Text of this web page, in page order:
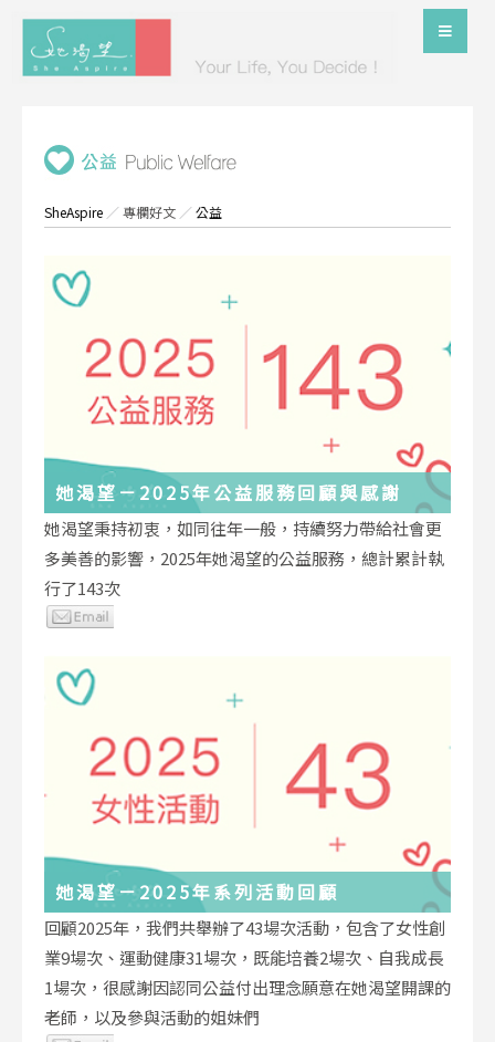
SheAspire ／專欄好文 ／公益
她渴望－2025年公益服務回顧與感謝
她渴望秉持初衷，如同往年一般，持續努力帶給社會更
多美善的影響，2025年她渴望的公益服務，總計累計執
行了143次
她渴望－2025年系列活動回顧
回顧2025年，我們共舉辦了43場次活動，包含了女性創
業9場次、運動健康31場次，既能培養2場次、自我成長
1場次，很感謝因認同公益付出理念願意在她渴望開課的
老師，以及參與活動的姐妹們